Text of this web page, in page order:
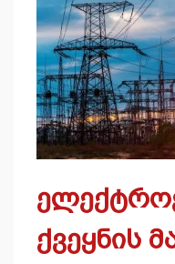
ქვეყნის